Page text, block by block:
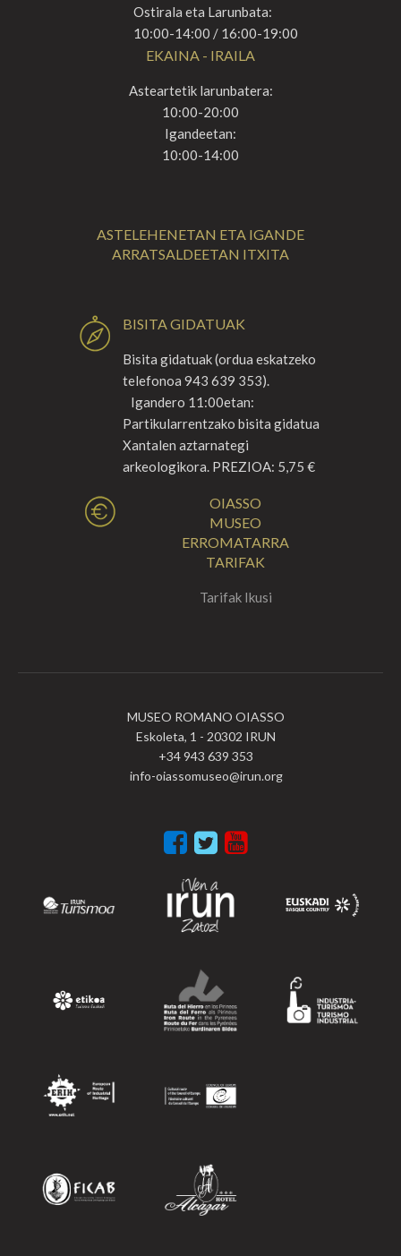
Ostirala eta Larunbata:
10:00-14:00 / 16:00-19:00
EKAINA - IRAILA
Asteartetik larunbatera:
10:00-20:00
Igandeetan:
10:00-14:00
ASTELEHENETAN ETA IGANDE
ARRATSALDEETAN ITXITA
BISITA GIDATUAK
Bisita gidatuak (ordua eskatzeko
telefonoa 943 639 353).
Igandero 11:00etan:
Partikularrentzako bisita gidatua
Xantalen aztarnategi
arkeologikora. PREZIOA: 5,75 €
OIASSO
MUSEO
ERROMATARRA
TARIFAK
Tarifak Ikusi
MUSEO ROMANO OIASSO
Eskoleta, 1 - 20302 IRUN
+34 943 639 353
info-oiassomuseo@irun.org